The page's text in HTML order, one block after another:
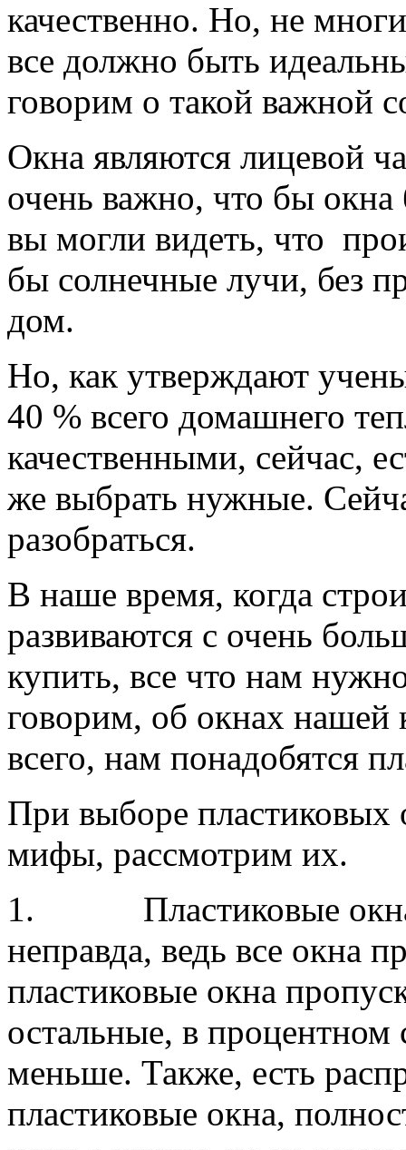
качественно. Но, не
все должно быть
говорим о такой важной
Окна являются лицевой
очень важно, что бы
вы могли видеть, что
бы солнечные лучи, без
дом.
Но, как утверждают
40 % всего домашнего
качественными, сейчас,
же выбрать нужные.
разобраться.
В наше время, когда
развиваются с очень
купить, все что нам
говорим, об окнах нашей
всего, нам понадобятся
При выборе пластиковых
мифы, рассмотрим их.
1. Пластиковые окна
неправда, ведь все окна
пластиковые окна
остальные, в
меньше. Также, есть
пластиковые окна,